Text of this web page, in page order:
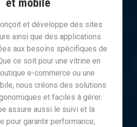
et mobile
et développe des sites
ainsi que des applications
aux besoins spécifiques de
ce soit pour une vitrine en
e-commerce ou une
nous créons des solutions
et faciles à gérer.
assure aussi le suivi et la
pour garantir performance,